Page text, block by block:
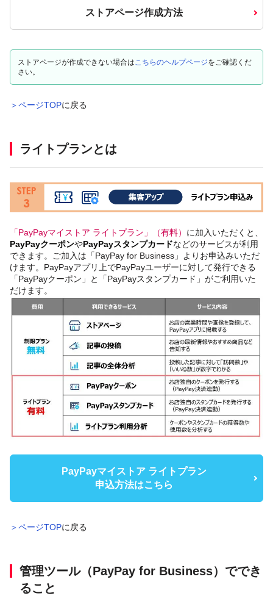
ストアページ作成方法
ストアページが作成できない場合はこちらのヘルプページをご確認くだ
さい。
＞ページTOPに戻る
ライトプランとは
「PayPayマイストア ライトプラン」（有料） に加入いただくと、
PayPayクーポンやPayPayスタンプカードなどのサービスが利用
できます。ご加入は「PayPay for Business」よりお申込みいただ
けます。PayPayアプリ上でPayPayユーザーに対して発行できる
「PayPayクーポン」と「PayPayスタンプカード」がご利用いた
だけます。
PayPayマイストア ライトプラン
申込方法はこちら
＞ページTOPに戻る
管理ツール（PayPay for Business）ででき
ること